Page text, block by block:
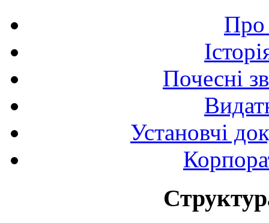
Про
Почесні
Установчі